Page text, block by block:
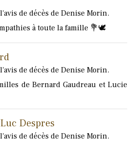
de décès de Denise Morin.
à toute la famille 💐🕊️
de décès de Denise Morin.
de Bernard Gaudreau et Lucie
Despres
de décès de Denise Morin.